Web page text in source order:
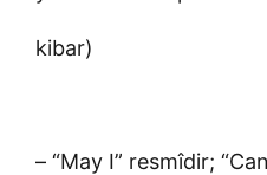
kibar)
– “May I” resmîdir;